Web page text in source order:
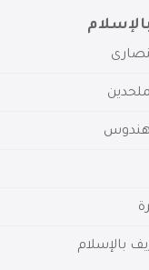
بالإسلام